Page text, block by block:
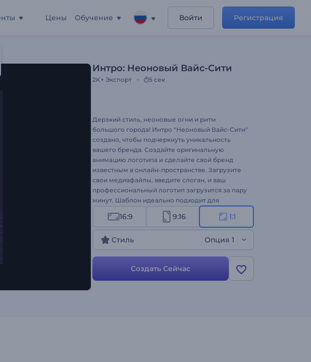
Цены Обучение Войти Регистрация
Интро: Неоновый Вайс-Сити
2K+ Экспорт 5 сек
Дерзкий стиль, неоновые огни и ритм
большого города! Интро "Неоновый Вайс-Сити"
создано, чтобы подчеркнуть уникальность
вашего бренда. Создайте оригинальную
анимацию логотипа и сделайте свой бренд
известным в онлайн-пространстве. Загрузите
свои медиафайлы, введите слоган, и ваш
профессиональный логотип загрузится за пару
минут. Шаблон идеально подходит для
оформления презентации бренда,
продвижения товаров или компании, рекламы
для ТВ, интро для YouTube-канала и многого
другого. Создайте неоновое интро!
16:9 9:16 1:1
Стиль Опция 1
Создать Сейчас